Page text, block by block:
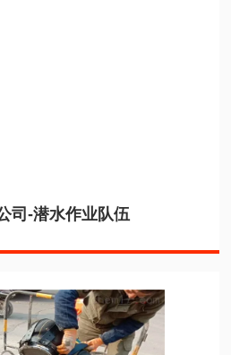
司-潜水作业队伍